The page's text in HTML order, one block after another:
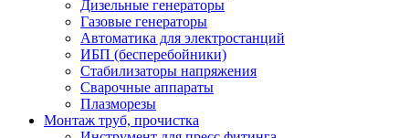
Дизельные генераторы
Газовые генераторы
Автоматика для электростанций
ИБП (бесперебойники)
Стабилизаторы напряжения
Сварочные аппараты
Плазморезы
Монтаж труб, прочистка